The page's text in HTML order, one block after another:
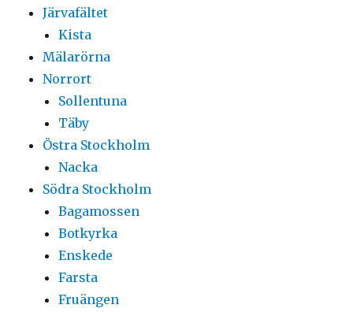
Järvafältet
Kista
Mälarörna
Norrort
Sollentuna
Täby
Östra Stockholm
Nacka
Södra Stockholm
Bagamossen
Botkyrka
Enskede
Farsta
Fruängen